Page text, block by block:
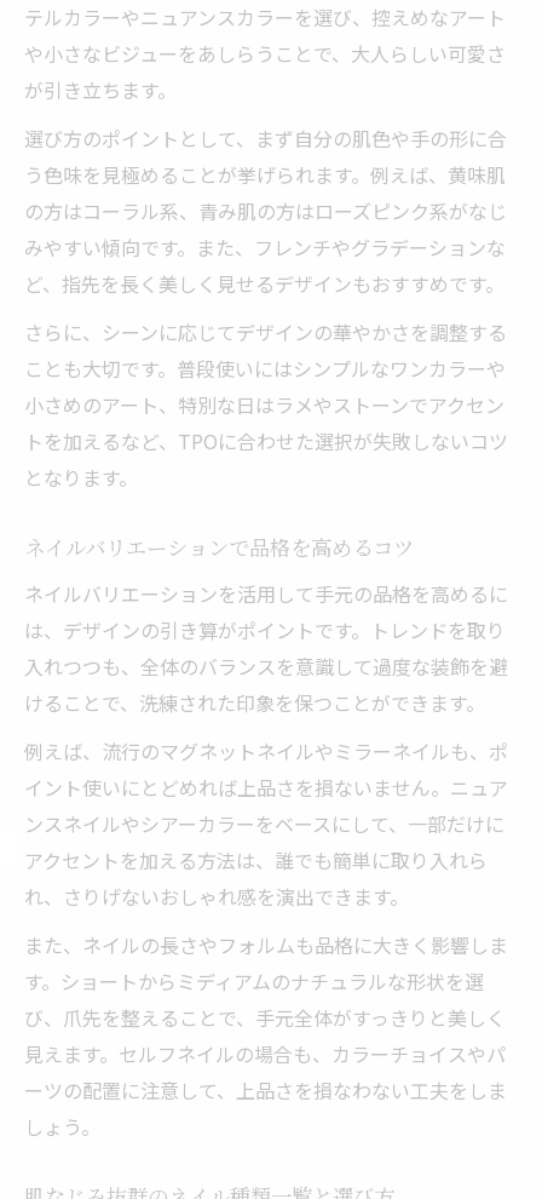
テルカラーやニュアンスカラーを選び、控えめなアート
や小さなビジューをあしらうことで、大人らしい可愛さ
が引き立ちます。
選び方のポイントとして、まず自分の肌色や手の形に合
う色味を見極めることが挙げられます。例えば、黄味肌
の方はコーラル系、青み肌の方はローズピンク系がなじ
みやすい傾向です。また、フレンチやグラデーションな
ど、指先を長く美しく見せるデザインもおすすめです。
さらに、シーンに応じてデザインの華やかさを調整する
ことも大切です。普段使いにはシンプルなワンカラーや
小さめのアート、特別な日はラメやストーンでアクセン
トを加えるなど、TPOに合わせた選択が失敗しないコツ
となります。
ネイルバリエーションで品格を高めるコツ
ネイルバリエーションを活用して手元の品格を高めるに
は、デザインの引き算がポイントです。トレンドを取り
入れつつも、全体のバランスを意識して過度な装飾を避
けることで、洗練された印象を保つことができます。
例えば、流行のマグネットネイルやミラーネイルも、ポ
イント使いにとどめれば上品さを損ないません。ニュア
ンスネイルやシアーカラーをベースにして、一部だけに
アクセントを加える方法は、誰でも簡単に取り入れら
れ、さりげないおしゃれ感を演出できます。
また、ネイルの長さやフォルムも品格に大きく影響しま
す。ショートからミディアムのナチュラルな形状を選
び、爪先を整えることで、手元全体がすっきりと美しく
見えます。セルフネイルの場合も、カラーチョイスやパ
ーツの配置に注意して、上品さを損なわない工夫をしま
しょう。